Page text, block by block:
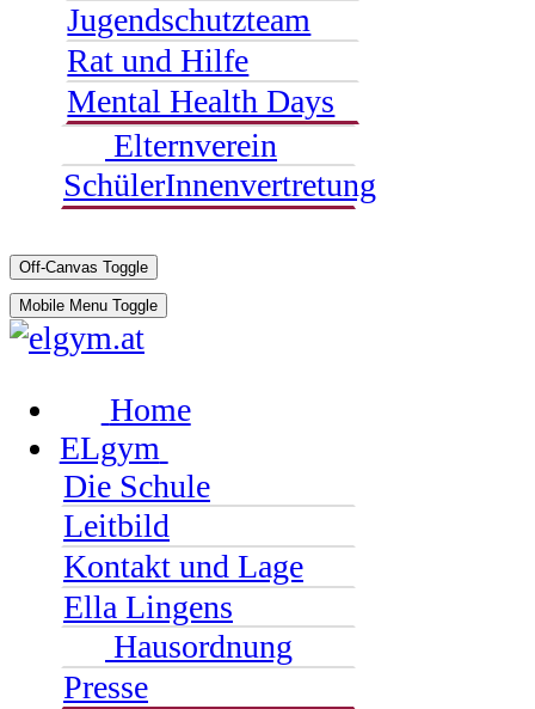
Jugendschutzteam
Rat und Hilfe
Mental Health Days
Elternverein
SchülerInnenvertretung
Off-Canvas Toggle
Mobile Menu Toggle
Home
ELgym
Die Schule
Leitbild
Kontakt und Lage
Ella Lingens
Hausordnung
Presse